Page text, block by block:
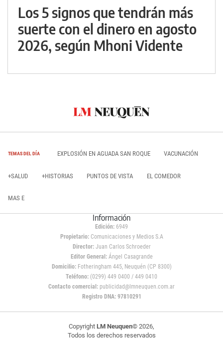
Los 5 signos que tendrán más
suerte con el dinero en agosto
2026, según Mhoni Vidente
TEMAS DEL DÍA EXPLOSIÓN EN AGUADA SAN ROQUE VACUNACIÓN
+SALUD +HISTORIAS PUNTOS DE VISTA EL COMEDOR
MAS E
Información
Edición: 6949
Propietario:Comunicaciones y Medios S.A
Director: Juan Carlos Schroeder
Editor General:Ángel Casagrande
Domicilio:Fotheringham 445, Neuquén (CP 8300)
Teléfono: (0299) 449 0400 / 449 0410
Contacto comercial: publicidad@lmneuquen.com.ar
Registro DNA: 97810291
Copyright LM Neuquen© 2026,
Todos los derechos reservados